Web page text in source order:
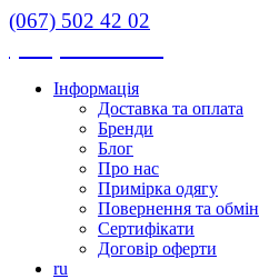
(067) 502 42 02
Інформація
Доставка та оплата
Бренди
Блог
Про нас
Примірка одягу
Повернення та обмін
Сертифікати
Договір оферти
ru